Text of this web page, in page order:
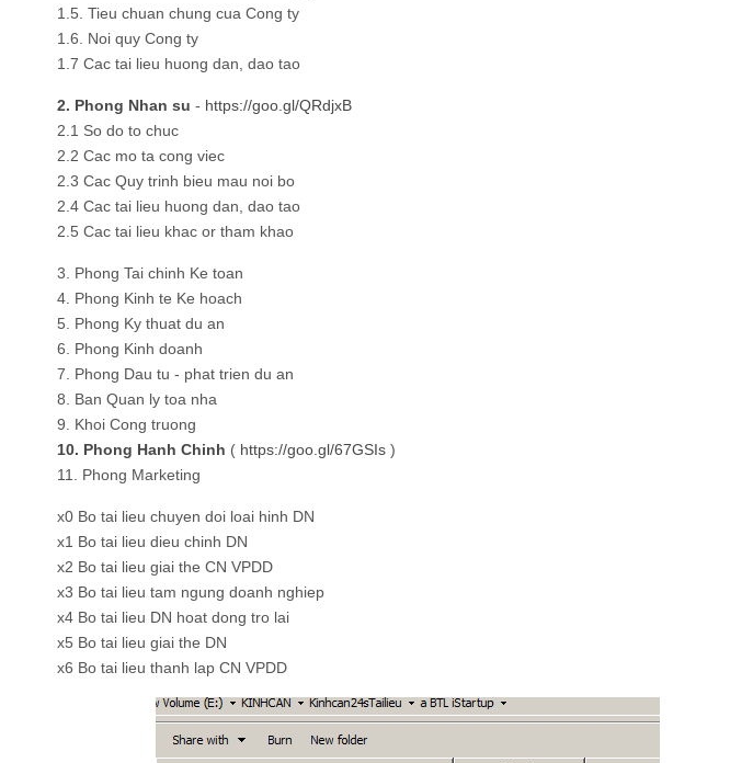
1.5. Tieu chuan chung cua Cong ty
1.6. Noi quy Cong ty
1.7 Cac tai lieu huong dan, dao tao
2. Phong Nhan su - https://goo.gl/QRdjxB
2.1 So do to chuc
2.2 Cac mo ta cong viec
2.3 Cac Quy trinh bieu mau noi bo
2.4 Cac tai lieu huong dan, dao tao
2.5 Cac tai lieu khac or tham khao
3. Phong Tai chinh Ke toan
4. Phong Kinh te Ke hoach
5. Phong Ky thuat du an
6. Phong Kinh doanh
7. Phong Dau tu - phat trien du an
8. Ban Quan ly toa nha
9. Khoi Cong truong
10. Phong Hanh Chinh ( https://goo.gl/67GSIs )
11. Phong Marketing
x0 Bo tai lieu chuyen doi loai hinh DN
x1 Bo tai lieu dieu chinh DN
x2 Bo tai lieu giai the CN VPDD
x3 Bo tai lieu tam ngung doanh nghiep
x4 Bo tai lieu DN hoat dong tro lai
x5 Bo tai lieu giai the DN
x6 Bo tai lieu thanh lap CN VPDD